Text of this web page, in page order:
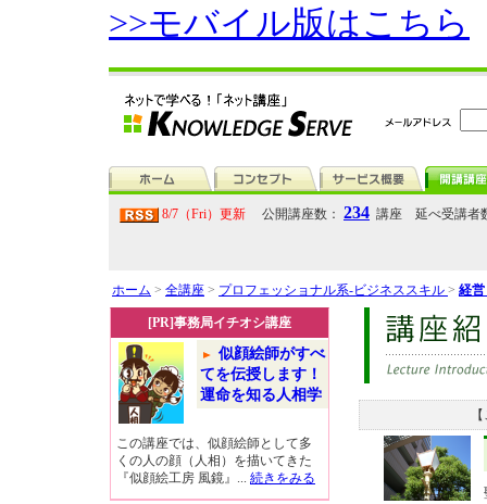
>>モバイル版はこちら
8/7（Fri）更新 公開講座数： 234 講座 延べ受講者
ホーム > 全講座 > プロフェッショナル系-ビジネススキル > 経
[PR]事務局イチオシ講座
似顔絵師がすべ
てを伝授します！
運命を知る人相学
この講座では、似顔絵師として多
くの人の顔（人相）を描いてきた
『似顔絵工房 風鏡』... 続きをみる